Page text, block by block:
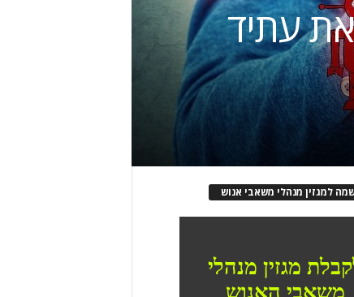
עתיד
למגזין מנהלי משאבי אנוש